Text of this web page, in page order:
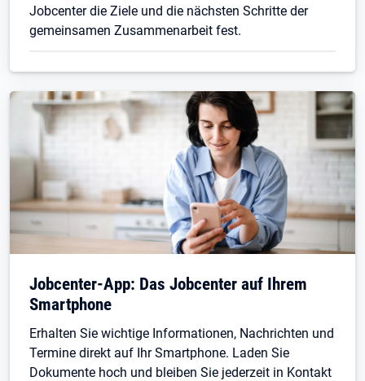
Jobcenter die Ziele und die nächsten Schritte der
gemeinsamen Zusammenarbeit fest.
Jobcenter-App: Das Jobcenter auf Ihrem
Smartphone
Erhalten Sie wichtige Informationen, Nachrichten und
Termine direkt auf Ihr Smartphone. Laden Sie
Dokumente hoch und bleiben Sie jederzeit in Kontakt